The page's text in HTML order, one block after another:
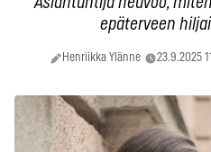
epäterveen
Henriikka Ylänne 23.9.2025